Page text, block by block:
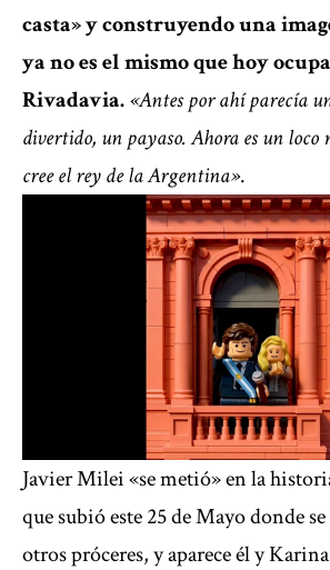
casta» y construyendo una
ya no es el mismo que hoy
Rivadavia.«Antes por ahí parecía
divertido, un payaso. Ahora es un loco
cree el rey de la Argentina».
Javier Milei «se metió» en la
que subió este 25 de Mayo donde
otros próceres, y aparece él y